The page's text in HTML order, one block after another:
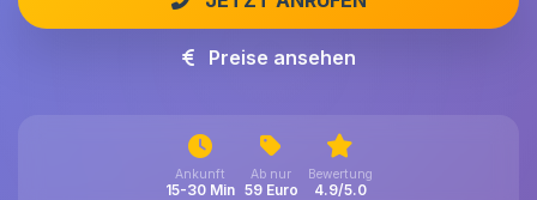
Preise ansehen
Ankunft
15-30 Min
Ab nur
59 Euro
Bewertung
4.9/5.0